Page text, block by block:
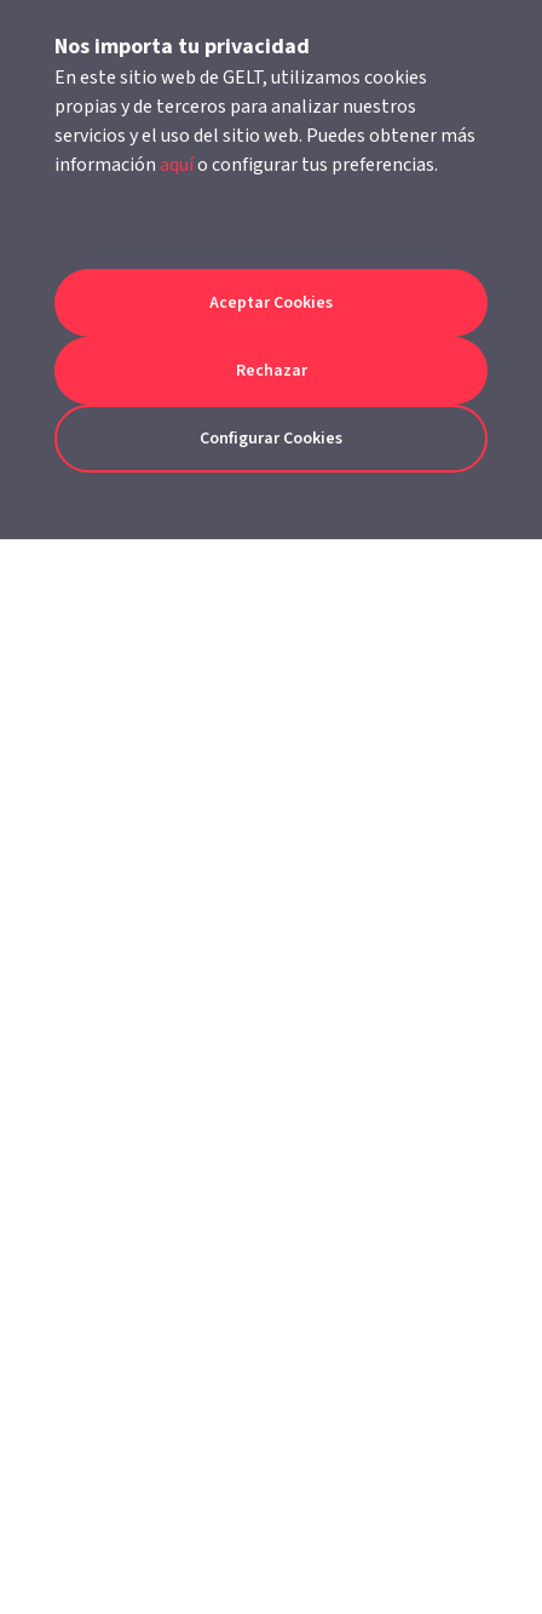
Subir
Ticket
Nos importa tu privacidad
En este sitio web de GELT, utilizamos cookies
propias y de terceros para analizar nuestros
servicios y el uso del sitio web. Puedes obtener más
informaciónaquío configurar tus preferencias.
Aceptar Cookies
Rechazar
Configurar Cookies